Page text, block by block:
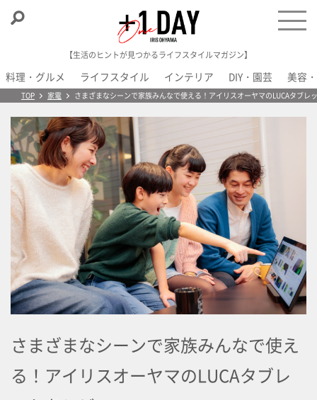
【生活のヒントが見つかるライフスタイルマガジン】
料理・グルメ ライフスタイル インテリア DIY・園芸 美容
TOP＋1 Day
家電 さまざまなシーンで家族みんなで使える！アイリスオーヤマのLUCAタブレ
さまざまなシーンで家族みんなで使え
る！アイリスオーヤマのLUCAタブレ